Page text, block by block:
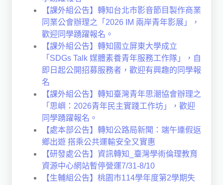
【課外組公告】轉知台北市影音節目製作商業
同業公會辦理之「2026 IM 兩岸青年影展」，
歡迎同學踴躍報名。
【課外組公告】轉知國立屏東大學成立
「SDGs Talk 媒體素養青年服務工作隊」，自
即日起公開招募服務者，歡迎有興趣的同學報
名
【課外組公告】轉知臺灣青年思潮協會辦理之
「思嶼：2026青年民主實踐工作坊」，歡迎
同學踴躍報名。
【處本部公告】轉知公路局新聞：端午連假返
鄉出遊 搭乘公共運輸安全又實惠
【研發處公告】資訊轉知_臺灣學術倫理教育
資源中心網站暫停營運7/31-8/10
【生輔組公告】桃園市114學年度第2學期失